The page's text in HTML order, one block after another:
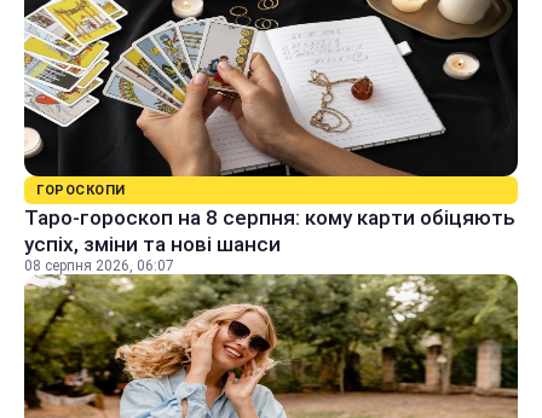
ГОРОСКОПИ
Таро-гороскоп на 8 серпня: кому карти обіцяють
успіх, зміни та нові шанси
08 серпня 2026, 06:07